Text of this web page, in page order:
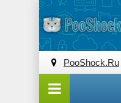
PooShock.Ru